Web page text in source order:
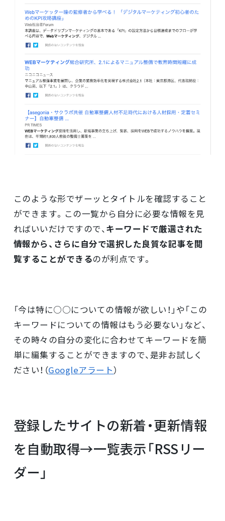
このような形でザーッとタイトルを確認すること
ができます。この一覧から自分に必要な情報を見
ればいいだけですので、 キーワードで厳選された
情報から、さらに自分で選択した良質な記事を閲
覧することができるのが利点です。
「今は特に○○についての情報が欲しい！」や「この
キーワードについての情報はもう必要ない」など、
その時々の自分の変化に合わせてキーワードを簡
単に編集することができますので、是非お試しく
ださい！（Googleアラート）
登録したサイトの新着・更新情報
を自動取得→一覧表示「RSSリー
ダー」